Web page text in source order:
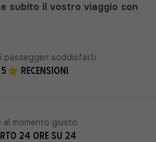
subito il vostro viaggio con
recensioni
passeggeri soddisfatti
24 ore su 24
al momento giusto